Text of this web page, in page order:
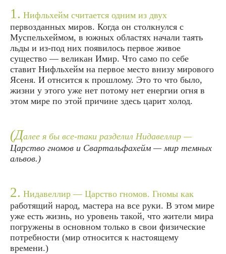
1. Нифльхейм считается одним из двух
первозданных миров. Когда он столкнулся с
Муспельхеймом, в южных областях начали таять
льды и из-под них появилось первое живое
существо — великан Имир. Что само по себе
ставит Нифльхейм на первое место внизу мирового
Ясеня. И отнсится к прошлому. Это то что было,
жизни у этого уже нет потому нет енергии огня в
этом мире по этой причине здесь царит холод.
(Далее я бы все-таки разделил Нидавеллир —
Царство гномов и Свартальфахейм — мир темных
альвов.)
2. Нидавеллир — Царство гномов. Гномы как
работящий народ, мастера на все руки. В этом мире
уже есть жизнь, но уровень такой, что жители мира
погружены в основном только в свои физические
потребности (мир относится к настоящему
времени.)